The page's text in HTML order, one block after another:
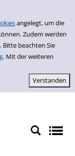
angelegt, um die
Zudem werden
beachten Sie
. Mit der weiteren